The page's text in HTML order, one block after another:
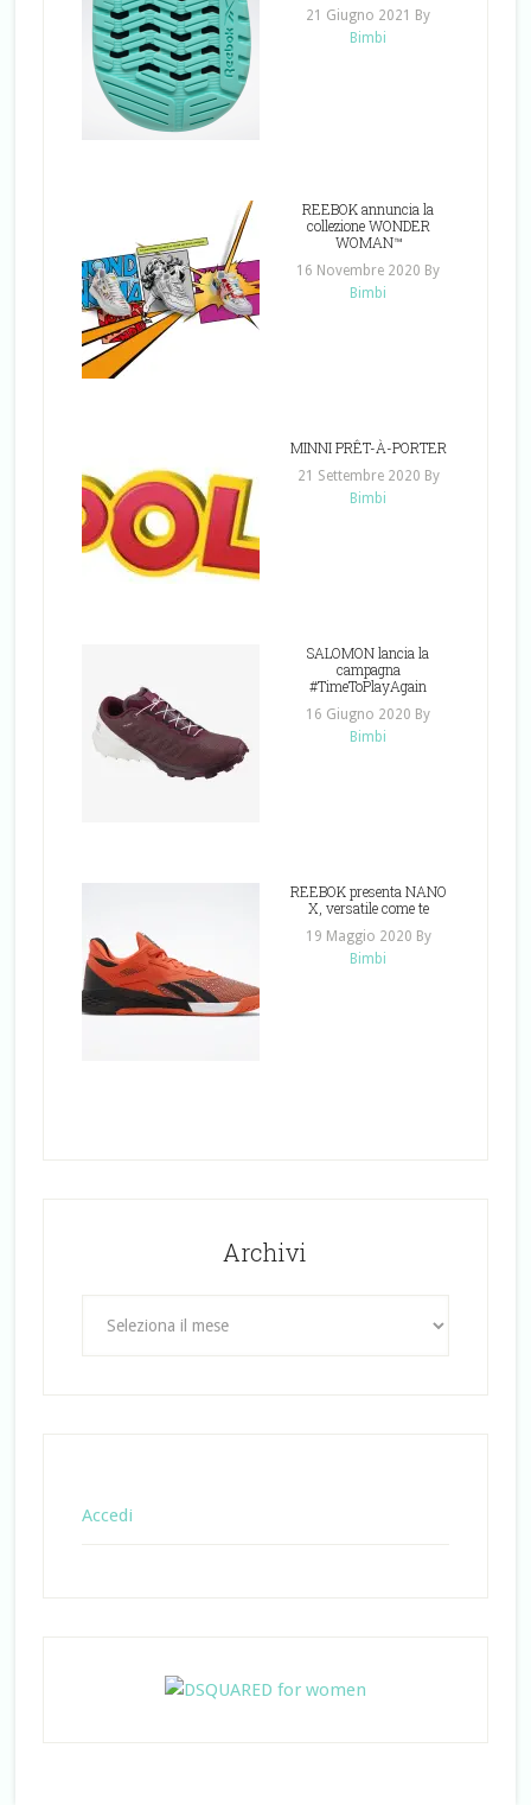
21 Giugno 2021 By
Bimbi
REEBOK annuncia la
collezione WONDER
WOMAN™
16 Novembre 2020 By
Bimbi
MINNI PRÊT-À-PORTER
21 Settembre 2020 By
Bimbi
SALOMON lancia la
campagna
#TimeToPlayAgain
16 Giugno 2020 By
Bimbi
REEBOK presenta NANO
X, versatile come te
19 Maggio 2020 By
Bimbi
Archivi
Accedi